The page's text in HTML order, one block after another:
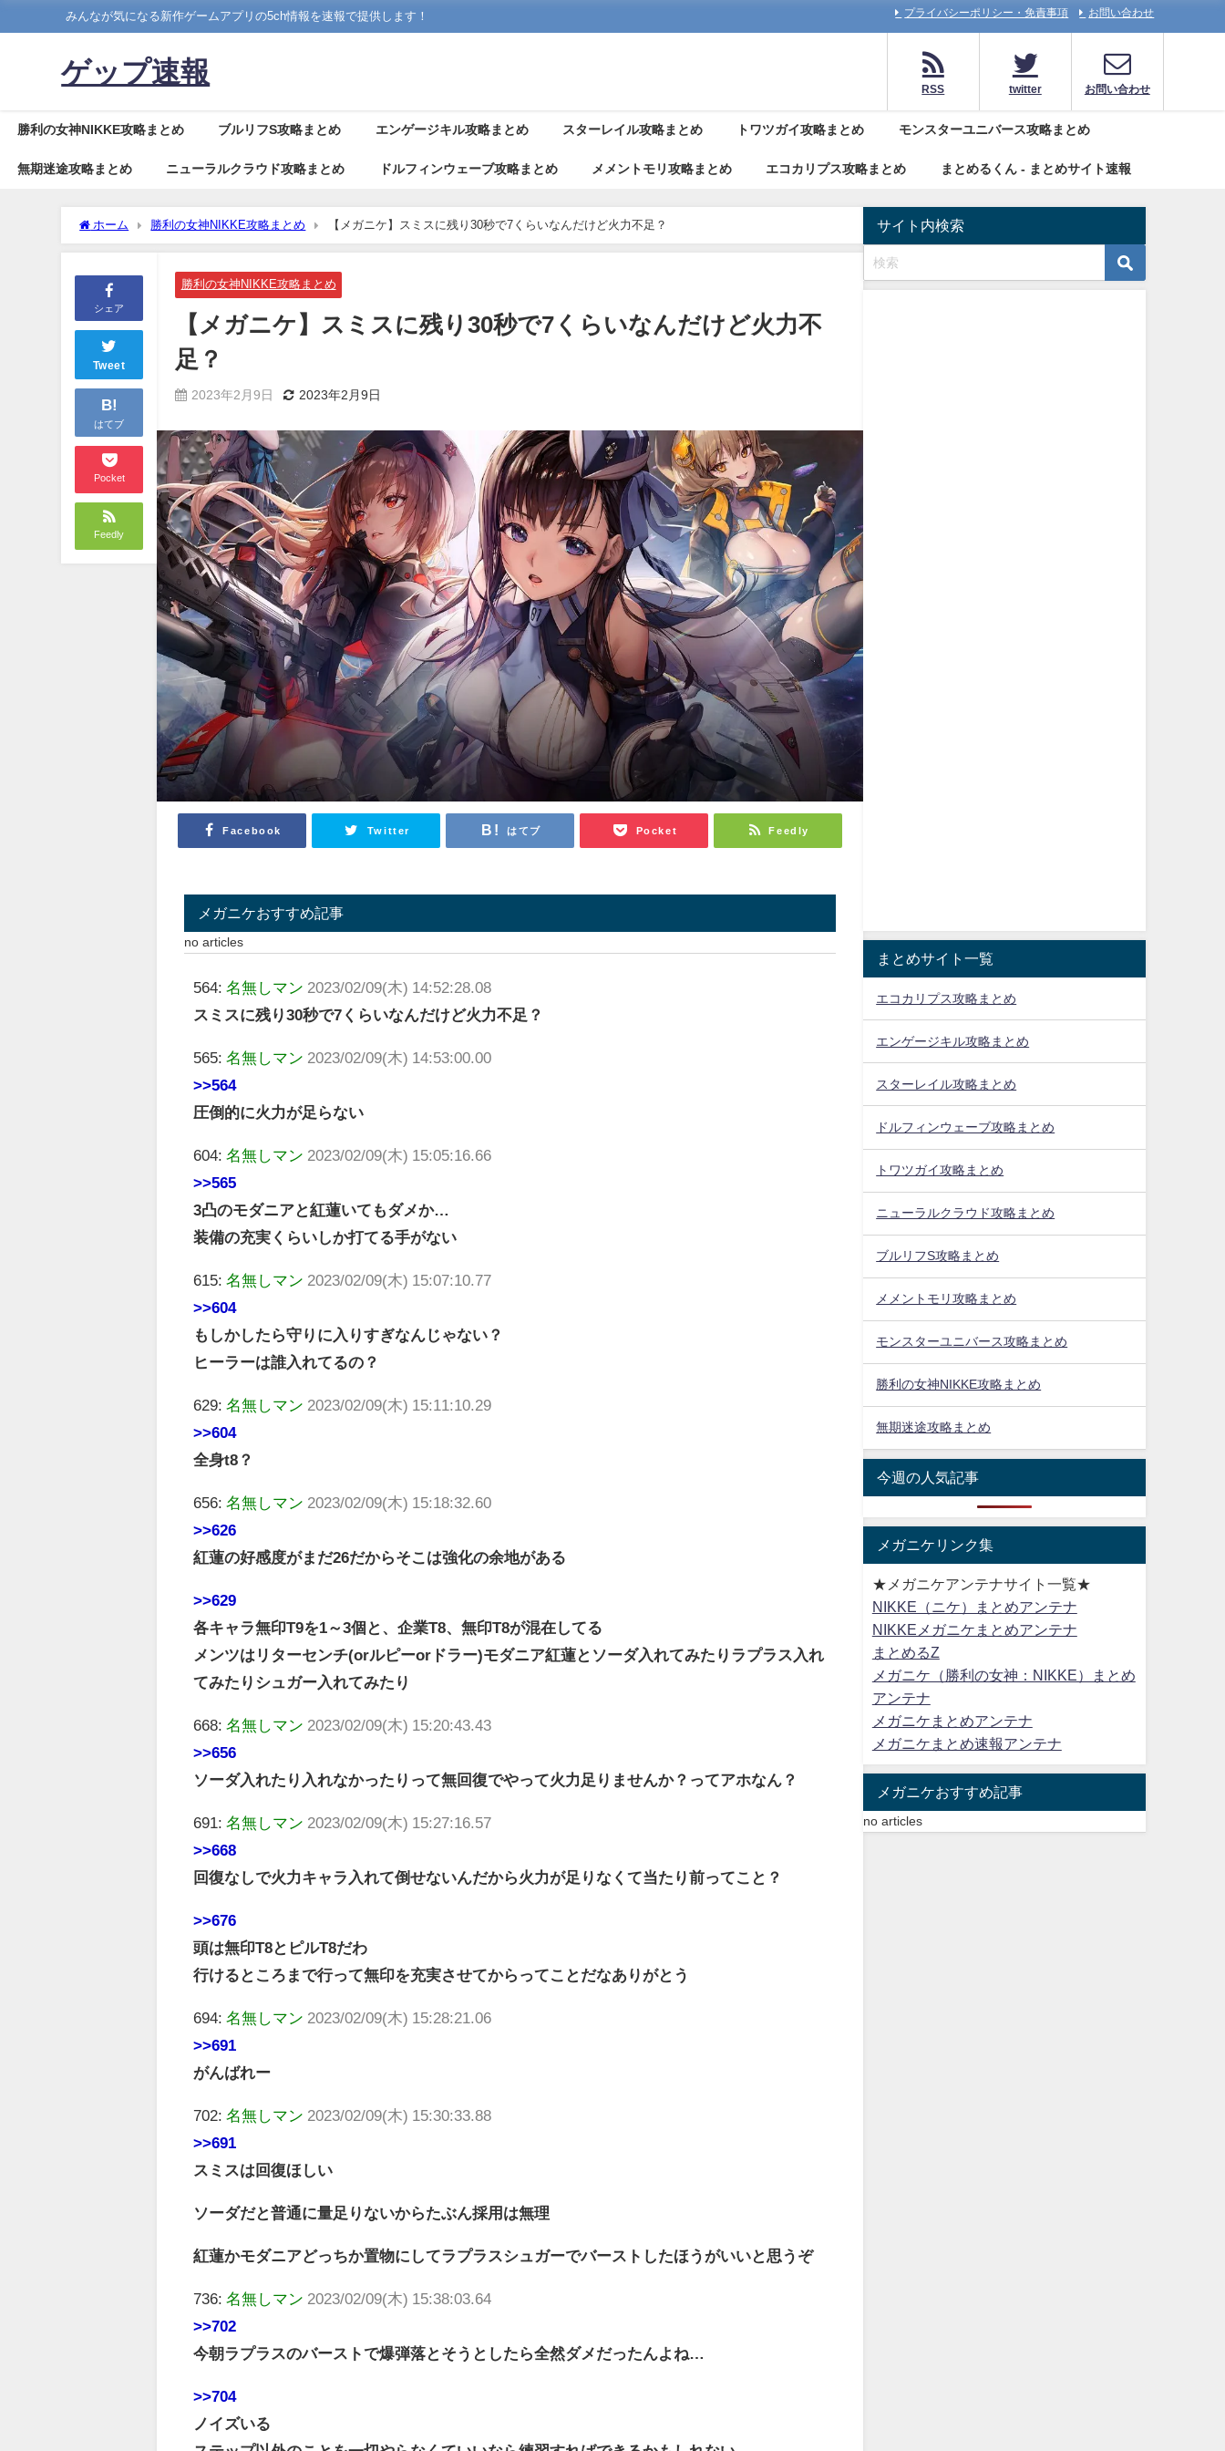
みんなが気になる新作ゲームアプリの5ch情報を速報で提供します！ プライバシーポリシー・免責事項 お問い合わせ
ゲップ速報
RSS twitter お問い合わせ
勝利の女神NIKKE攻略まとめ ブルリフS攻略まとめ エンゲージキル攻略まとめ スターレイル攻略まとめ トワツガイ攻略まとめ モンスターユニバース攻略まとめ
無期迷途攻略まとめ ニューラルクラウド攻略まとめ ドルフィンウェーブ攻略まとめ メメントモリ攻略まとめ エコカリプス攻略まとめ まとめるくん - まとめサイト速報
ホーム 勝利の女神NIKKE攻略まとめ 【メガニケ】スミスに残り30秒で7くらいなんだけど火力不足？
シェア
Tweet
B!
はてブ
Pocket
Feedly
勝利の女神NIKKE攻略まとめ
【メガニケ】スミスに残り30秒で7くらいなんだけど火力不
足？
2023年2月9日 2023年2月9日
Facebook Twitter はてブ Pocket Feedly
メガニケおすすめ記事
no articles
564:名無しマン 2023/02/09(木) 14:52:28.08
スミスに残り30秒で7くらいなんだけど火力不足？
565:名無しマン 2023/02/09(木) 14:53:00.00
>>564
圧倒的に火力が足らない
604:名無しマン 2023/02/09(木) 15:05:16.66
>>565
3凸のモダニアと紅蓮いてもダメか…
装備の充実くらいしか打てる手がない
615:名無しマン 2023/02/09(木) 15:07:10.77
>>604
もしかしたら守りに入りすぎなんじゃない？
ヒーラーは誰入れてるの？
629:名無しマン 2023/02/09(木) 15:11:10.29
>>604
全身t8？
656:名無しマン 2023/02/09(木) 15:18:32.60
>>626
紅蓮の好感度がまだ26だからそこは強化の余地がある
>>629
各キャラ無印T9を1～3個と、企業T8、無印T8が混在してる
メンツはリターセンチ(orルピーorドラー)モダニア紅蓮とソーダ入れてみたりラプラス入れ
てみたりシュガー入れてみたり
668:名無しマン 2023/02/09(木) 15:20:43.43
>>656
ソーダ入れたり入れなかったりって無回復でやって火力足りませんか？ってアホなん？
691:名無しマン 2023/02/09(木) 15:27:16.57
>>668
回復なしで火力キャラ入れて倒せないんだから火力が足りなくて当たり前ってこと？
>>676
頭は無印T8とピルT8だわ
行けるところまで行って無印を充実させてからってことだなありがとう
694:名無しマン 2023/02/09(木) 15:28:21.06
>>691
がんばれー
702:名無しマン 2023/02/09(木) 15:30:33.88
>>691
スミスは回復ほしい
ソーダだと普通に量足りないからたぶん採用は無理
紅蓮かモダニアどっちか置物にしてラプラスシュガーでバーストしたほうがいいと思うぞ
736:名無しマン 2023/02/09(木) 15:38:03.64
>>702
今朝ラプラスのバーストで爆弾落とそうとしたら全然ダメだったんよね…
>>704
ノイズいる
サイト内検索
まとめサイト一覧
エコカリプス攻略まとめ
エンゲージキル攻略まとめ
スターレイル攻略まとめ
ドルフィンウェーブ攻略まとめ
トワツガイ攻略まとめ
ニューラルクラウド攻略まとめ
ブルリフS攻略まとめ
メメントモリ攻略まとめ
モンスターユニバース攻略まとめ
勝利の女神NIKKE攻略まとめ
無期迷途攻略まとめ
今週の人気記事
メガニケリンク集
★メガニケアンテナサイト一覧★
NIKKE（ニケ）まとめアンテナ
NIKKEメガニケまとめアンテナ
まとめるZ
メガニケ（勝利の女神：NIKKE）まとめ
アンテナ
メガニケまとめアンテナ
メガニケまとめ速報アンテナ
メガニケおすすめ記事
no articles